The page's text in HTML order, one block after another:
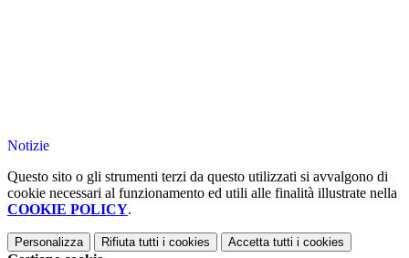
Notizie
Questo sito o gli strumenti terzi da questo utilizzati si avvalgono di
cookie necessari al funzionamento ed utili alle finalità illustrate nella
COOKIE POLICY.
Personalizza Rifiuta tutti i cookies Accetta tutti i cookies